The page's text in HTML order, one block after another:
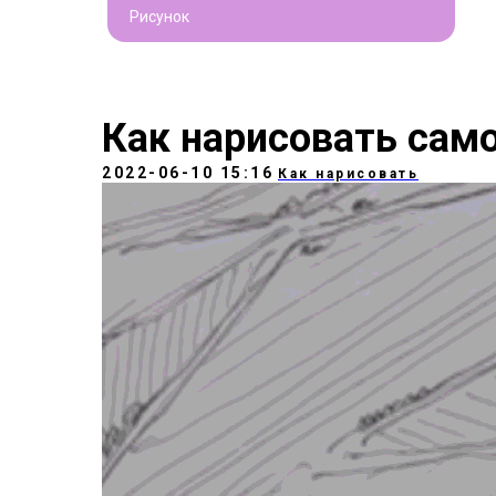
Рисунок
Как нарисовать
2022-06-10 15:16 Как нарисовать